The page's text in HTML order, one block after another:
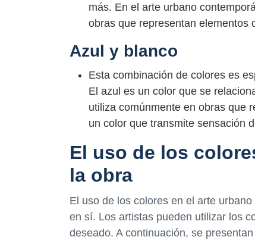
más. En el arte urbano
obras que representan elementos
Azul y blanco
Esta combinación de colores es
El azul es un color que se
utiliza comúnmente en obras que
un color que transmite sensación
El uso de los
la obra
El uso de los colores en el arte
en sí. Los artistas pueden utilizar los
deseado. A continuación, se